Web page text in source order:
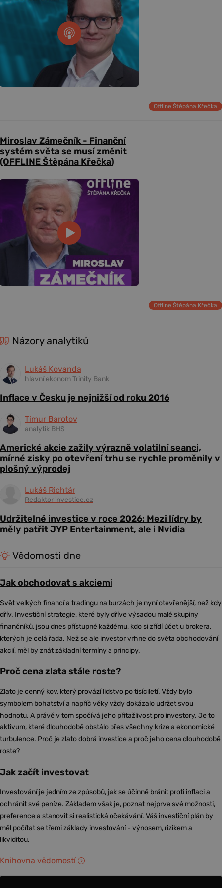
Offline Štěpána Křečka
Miroslav Zámečník - Finanční
systém světa se musí změnit
(OFFLINE Štěpána Křečka)
Offline Štěpána Křečka
Názory analytiků
Lukáš Kovanda
hlavní ekonom Trinity Bank
Inflace v Česku je nejnižší od roku 2016
Timur Barotov
analytik BHS
Americké akcie zažily výrazně volatilní seanci,
mírné zisky po otevření trhu se rychle proměnily v
plošný výprodej
Lukáš Richtár
Redaktor investice.cz
Udržitelné investice v roce 2026: Mezi lídry by
měly patřit JYP Entertainment, ale i Nvidia
Vědomosti dne
Jak obchodovat s akciemi
Svět velkých financí a tradingu na burzách je nyní otevřenější, než kdy
dřív. Investiční strategie, které byly dříve výsadou malé skupiny
finančníků, jsou dnes přístupné každému, kdo si zřídí účet u brokera,
kterých je celá řada. Než se ale investor vrhne do světa obchodování
akcií, měl by znát základní termíny a principy.
Proč cena zlata stále roste?
Zlato je cenný kov, který provází lidstvo po tisíciletí. Vždy bylo
symbolem bohatství a napříč věky vždy dokázalo udržet svou
hodnotu. A právě v tom spočívá jeho přitažlivost pro investory. Je to
aktivum, které dlouhodobě obstálo přes všechny krize a ekonomické
turbulence. Proč je zlato dobrá investice a proč jeho cena dlouhodobě
roste?
Jak začít investovat
Investování je jedním ze způsobů, jak se účinně bránit proti inflaci a
ochránit své peníze. Základem však je, poznat nejprve své možnosti,
preference a stanovit si realistická očekávání. Váš investiční plán by
měl počítat se třemi základy investování - výnosem, rizikem a
likviditou.
Knihovna vědomostí